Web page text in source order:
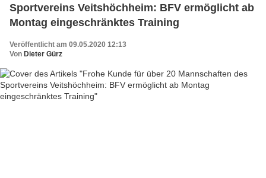
Sportvereins Veitshöchheim: BFV ermöglicht ab
Montag eingeschränktes Training
Veröffentlicht am 09.05.2020 12:13
Von Dieter Gürz